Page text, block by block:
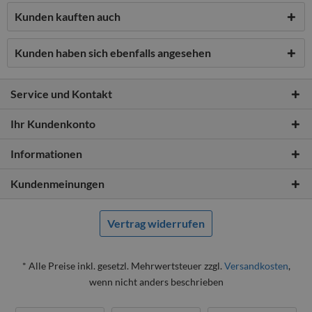
Kunden kauften auch
Kunden haben sich ebenfalls angesehen
Service und Kontakt
Ihr Kundenkonto
Informationen
Kundenmeinungen
Vertrag widerrufen
* Alle Preise inkl. gesetzl. Mehrwertsteuer zzgl. Versandkosten,
wenn nicht anders beschrieben